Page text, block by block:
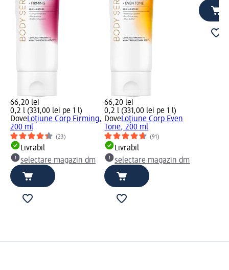
66,20 lei
0,2 l (331,00 lei pe 1 l)
DoveLoțiune Corp Firming,
200 ml
(23)
Livrabil
selectare magazin dm
66,20 lei
0,2 l (331,00 lei pe 1 l)
DoveLoțiune Corp Even
Tone, 200 ml
(91)
Livrabil
selectare magazin dm